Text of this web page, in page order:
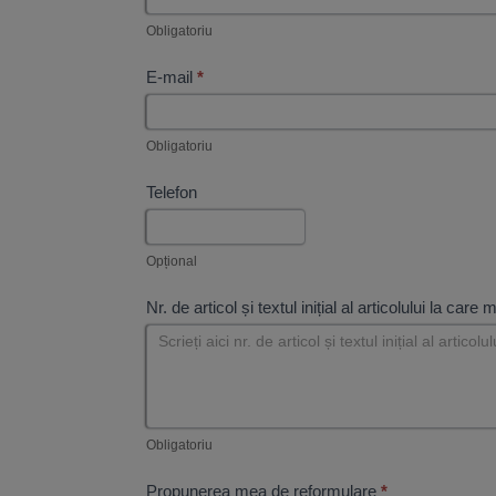
Obligatoriu
E-mail *
Obligatoriu
Telefon
Opțional
Nr. de articol și textul inițial al articolului la care
Obligatoriu
Propunerea mea de reformulare *